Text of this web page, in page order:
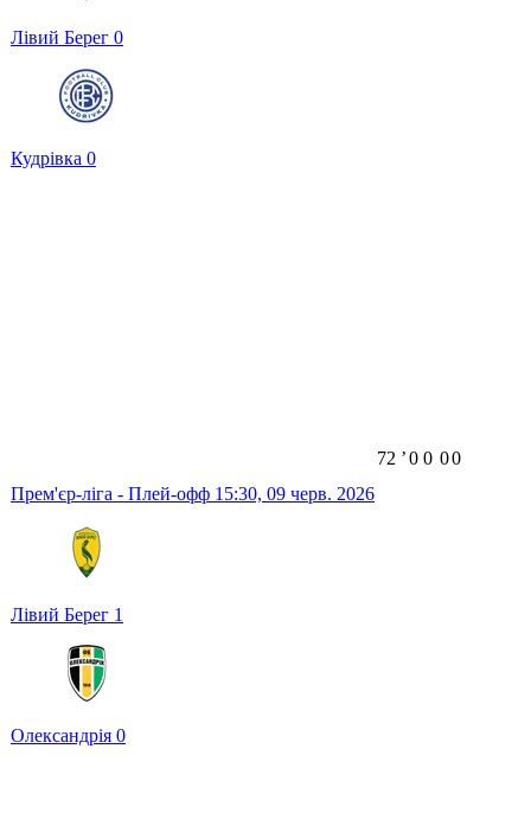
Лівий Берег 0
Кудрівка 0
Прем'єр-ліга - Плей-офф 15:30, 09 черв. 2026
Лівий Берег 1
Олександрія 0
72 ʼ0 0 00